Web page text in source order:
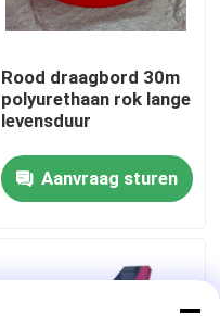
Rood draagbord 30m
polyurethaan rok lange
levensduur
Aanvraag sturen